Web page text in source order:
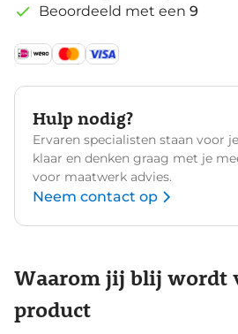
Beoordeeld met een 9
Hulp nodig?
Ervaren specialisten staan voor je
klaar en denken graag met je
voor maatwerk advies.
Neem contact op
Waarom jij blij wordt
product